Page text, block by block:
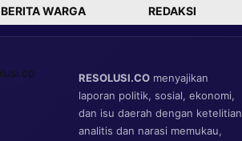
BERITA WARGA REDAKSI
RESOLUSI.CO menyajikan
laporan politik, sosial, ekonomi,
dan isu daerah dengan ketelitian
analitis dan narasi memukau,